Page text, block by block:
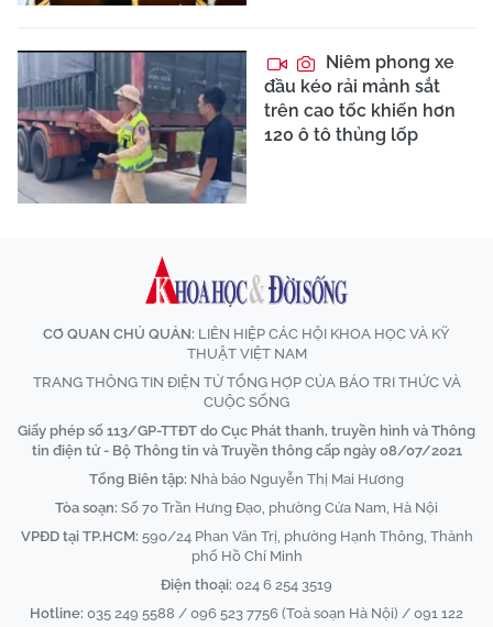
Niêm phong xe
đầu kéo rải mảnh sắt
trên cao tốc khiến hơn
120 ô tô thủng lốp
CƠ QUAN CHỦ QUẢN: LIÊN HIỆP CÁC HỘI KHOA HỌC VÀ KỸ
THUẬT VIỆT NAM
TRANG THÔNG TIN ĐIỆN TỬ TỔNG HỢP CỦA BÁO TRI THỨC VÀ
CUỘC SỐNG
Giấy phép số 113/GP-TTĐT do Cục Phát thanh, truyền hình và Thông
tin điện tử - Bộ Thông tin và Truyền thông cấp ngày 08/07/2021
Tổng Biên tập: Nhà báo Nguyễn Thị Mai Hương
Tòa soạn: Số 70 Trần Hưng Đạo, phường Cửa Nam, Hà Nội
VPĐD tại TP.HCM: 590/24 Phan Văn Trị, phường Hạnh Thông, Thành
phố Hồ Chí Minh
Điện thoại: 024 6 254 3519
Hotline: 035 249 5588 / 096 523 7756 (Toà soạn Hà Nội) / 091 122